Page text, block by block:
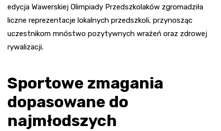
edycja Wawerskiej Olimpiady Przedszkolaków zgromadziła
liczne reprezentacje lokalnych przedszkoli, przynosząc
uczestnikom mnóstwo pozytywnych wrażeń oraz zdrowej
rywalizacji.
Sportowe zmagania
dopasowane do
najmłodszych